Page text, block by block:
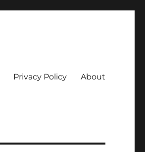
Privacy Policy About